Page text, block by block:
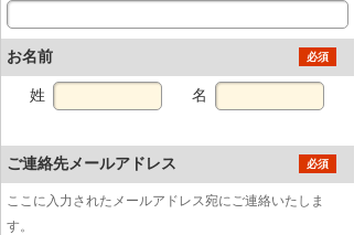
お名前 必須
姓 名
ご連絡先メールアドレス 必須
ここに入力されたメールアドレス宛にご連絡いたしま
す。